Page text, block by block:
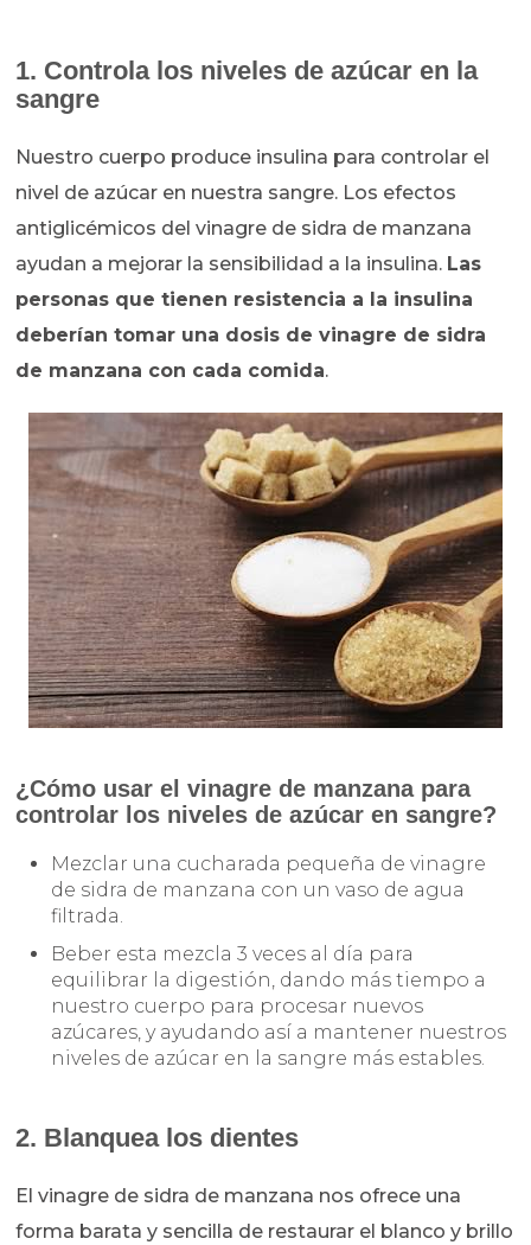
1. Controla los niveles de azúcar en la
sangre
Nuestro cuerpo produce insulina para controlar el
nivel de azúcar en nuestra sangre. Los efectos
antiglicémicos del vinagre de sidra de manzana
ayudan a mejorar la sensibilidad a la insulina. Las
personas que tienen resistencia a la insulina
deberían tomar una dosis de vinagre de sidra
de manzana con cada comida.
¿Cómo usar el vinagre de manzana para
controlar los niveles de azúcar en sangre?
Mezclar una cucharada pequeña de vinagre
de sidra de manzana con un vaso de agua
filtrada.
Beber esta mezcla 3 veces al día para
equilibrar la digestión, dando más tiempo a
nuestro cuerpo para procesar nuevos
azúcares, y ayudando así a mantener nuestros
niveles de azúcar en la sangre más estables.
2. Blanquea los dientes
El vinagre de sidra de manzana nos ofrece una
forma barata y sencilla de restaurar el blanco y brillo